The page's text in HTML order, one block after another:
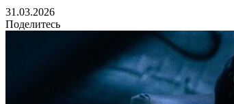
31.03.2026
Поделитесь